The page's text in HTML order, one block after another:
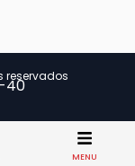
reservados
40
MENU